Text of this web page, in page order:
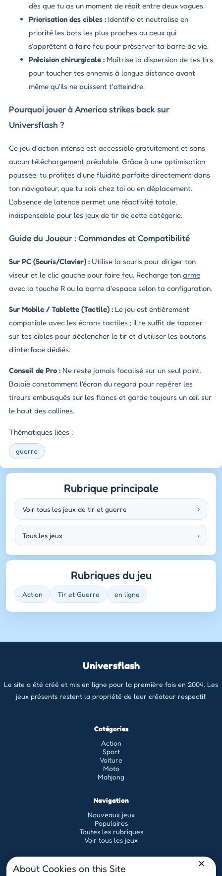
dès que tu as un moment de répit entre deux vagues.
Priorisation des cibles : Identifie et neutralise en
priorité les bots les plus proches ou ceux qui
s'apprêtent à faire feu pour préserver ta barre de vie.
Précision chirurgicale : Maîtrise la dispersion de tes tirs
pour toucher tes ennemis à longue distance avant
même qu'ils ne puissent t'atteindre.
Pourquoi jouer à America strikes back sur
Universflash ?
Ce jeu d'action intense est accessible gratuitement et sans
aucun téléchargement préalable. Grâce à une optimisation
poussée, tu profites d'une fluidité parfaite directement dans
ton navigateur, que tu sois chez toi ou en déplacement.
L'absence de latence permet une réactivité totale,
indispensable pour les jeux de tir de cette catégorie.
Guide du Joueur : Commandes et Compatibilité
Sur PC (Souris/Clavier) : Utilise la souris pour diriger ton
viseur et le clic gauche pour faire feu. Recharge ton arme
avec la touche R ou la barre d'espace selon ta configuration.
Sur Mobile / Tablette (Tactile) : Le jeu est entièrement
compatible avec les écrans tactiles ; il te suffit de tapoter
sur tes cibles pour déclencher le tir et d'utiliser les boutons
d'interface dédiés.
Conseil de Pro : Ne reste jamais focalisé sur un seul point.
Balaie constamment l'écran du regard pour repérer les
tireurs embusqués sur les flancs et garde toujours un œil sur
le haut des collines.
Thématiques liées :
guerre
Rubrique principale
Voir tous les jeux de tir et guerre ›
Tous les jeux ›
Rubriques du jeu
Action Tir et Guerre en ligne
Universflash
Le site a été créé et mis en ligne pour la première fois en 2004. Les
jeux présents restent la propriété de leur créateur respectif.
Catégories
Action
Sport
Voiture
Moto
Mahjong
Navigation
Nouveaux jeux
Populaires
Toutes les rubriques
Voir tous les jeux
Légal
About Cookies on this Site